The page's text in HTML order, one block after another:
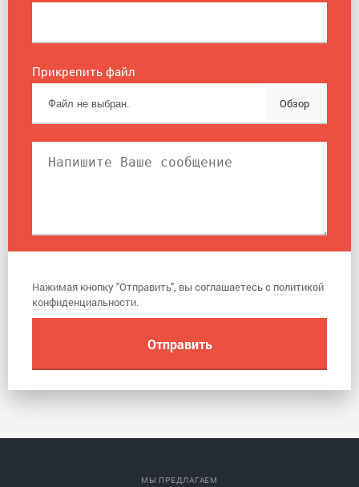
Прикрепить файл
Обзор
Нажимая кнопку "Отправить", вы соглашаетесь с политикой
конфиденциальности.
МЫ ПРЕДЛАГАЕМ